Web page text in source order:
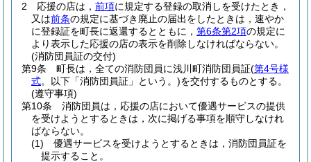
2
応援の店は， 前項に規定する登録の取消しを受けたとき，
又は前条の規定に基づき廃止の届出をしたときは，速やか
に登録証を町長に返還するとともに， 第6条第2項の規定に
より表示した応援の店の表示を削除しなければならない。
(消防団員証の交付)
第9条
町長は，全ての消防団員に浅川町消防団員証(第4号様
式。以下「消防団員証」という。)を交付するものとする。
(遵守事項)
第10条
消防団員は，応援の店において優遇サービスの提供
を受けようとするときは，次に掲げる事項を順守しなけれ
ばならない。
(1)
優遇サービスを受けようとするときは，消防団員証を
提示すること。